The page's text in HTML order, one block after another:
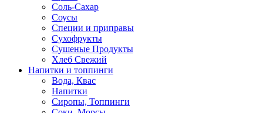
Соль-Сахар
Соусы
Специи и приправы
Сухофрукты
Сушеные Продукты
Хлеб Свежий
Напитки и топпинги
Вода, Квас
Напитки
Сиропы, Топпинги